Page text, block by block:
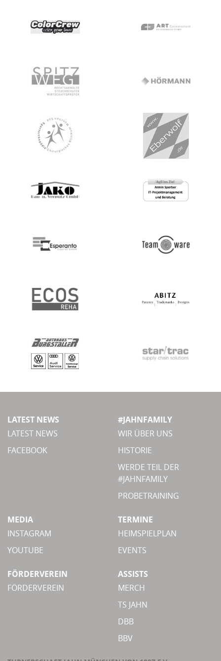
LATEST NEWS
LATEST NEWS
FACEBOOK
#JAHNFAMILY
WIR ÜBER UNS
HISTORIE
WERDE TEIL DER
#JAHNFAMILY
PROBETRAINING
MEDIA
INSTAGRAM
YOUTUBE
TERMINE
HEIMSPIELPLAN
EVENTS
FÖRDERVEREIN
FÖRDERVEREIN
ASSISTS
MERCH
TS JAHN
DBB
BBV